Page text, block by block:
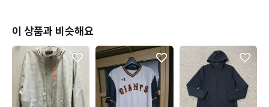
이 상품과 비슷해요